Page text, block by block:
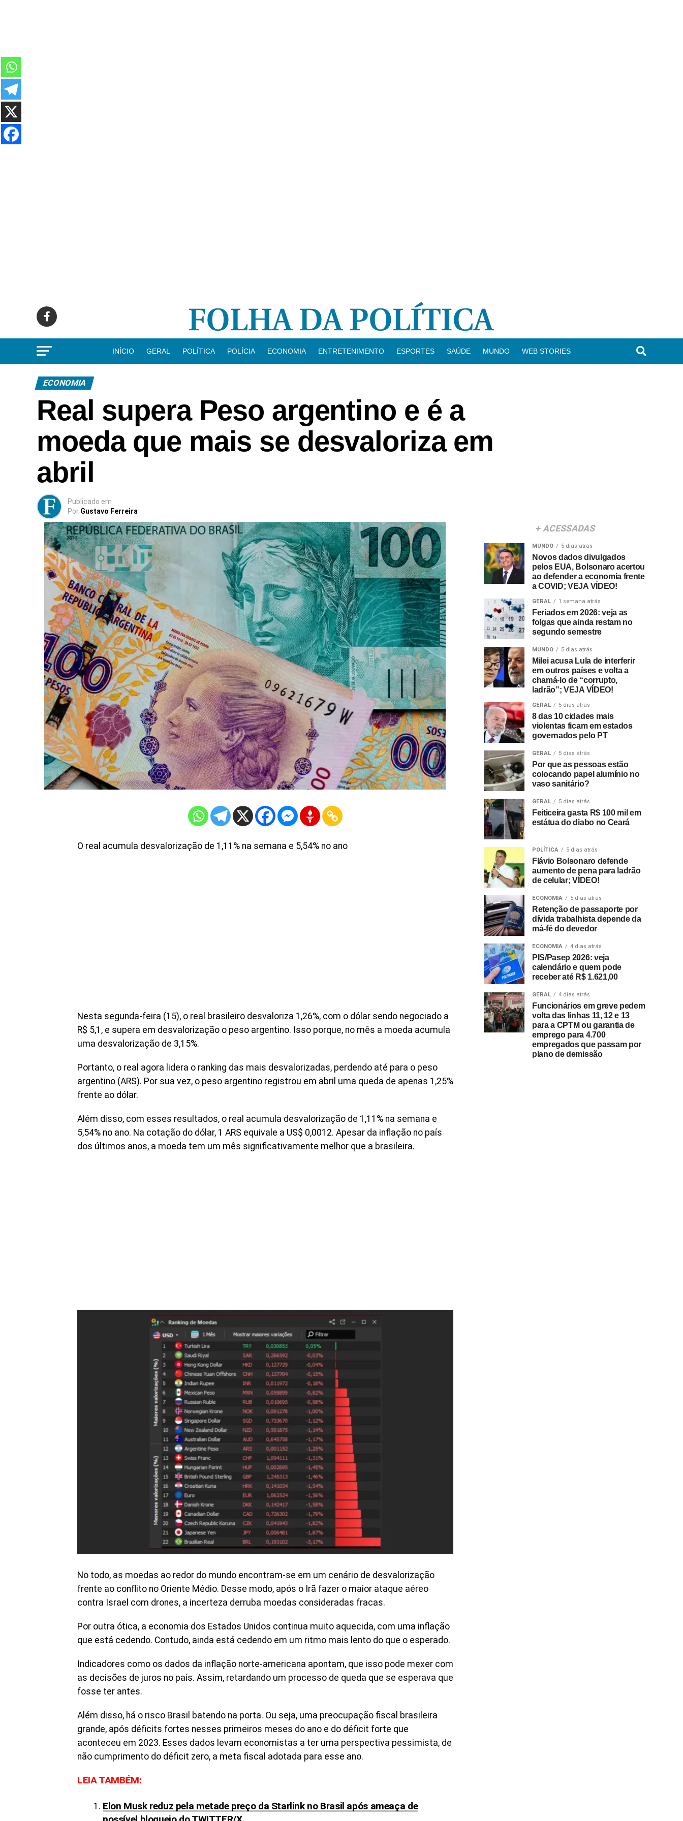
INÍCIO GERAL POLÍTICA POLÍCIA ECONOMIA ENTRETENIMENTO ESPORTES SAÚDE MUNDO WEB STORIES
ECONOMIA
Real supera Peso argentino e é a
moeda que mais se desvaloriza em
abril
Publicado em
Por Gustavo Ferreira
O real acumula desvalorização de 1,11% na semana e 5,54% no ano
Nesta segunda-feira (15), o real brasileiro desvaloriza 1,26%, com o dólar sendo negociado a
R$ 5,1, e supera em desvalorização o peso argentino. Isso porque, no mês a moeda acumula
uma desvalorização de 3,15%.
Portanto, o real agora lidera o ranking das mais desvalorizadas, perdendo até para o peso
argentino (ARS). Por sua vez, o peso argentino registrou em abril uma queda de apenas 1,25%
frente ao dólar.
Além disso, com esses resultados, o real acumula desvalorização de 1,11% na semana e
5,54% no ano. Na cotação do dólar, 1 ARS equivale a US$ 0,0012. Apesar da inflação no país
dos últimos anos, a moeda tem um mês significativamente melhor que a brasileira.
No todo, as moedas ao redor do mundo encontram-se em um cenário de desvalorização
frente ao conflito no Oriente Médio. Desse modo, após o Irã fazer o maior ataque aéreo
contra Israel com drones, a incerteza derruba moedas consideradas fracas.
Por outra ótica, a economia dos Estados Unidos continua muito aquecida, com uma inflação
que está cedendo. Contudo, ainda está cedendo em um ritmo mais lento do que o esperado.
Indicadores como os dados da inflação norte-americana apontam, que isso pode mexer com
as decisões de juros no país. Assim, retardando um processo de queda que se esperava que
fosse ter antes.
Além disso, há o risco Brasil batendo na porta. Ou seja, uma preocupação fiscal brasileira
grande, após déficits fortes nesses primeiros meses do ano e do déficit forte que
aconteceu em 2023. Esses dados levam economistas a ter uma perspectiva pessimista, de
não cumprimento do déficit zero, a meta fiscal adotada para esse ano.
LEIA TAMBÉM:
Elon Musk reduz pela metade preço da Starlink no Brasil após ameaça de
+ ACESSADAS
MUNDO 5 dias atrás
Novos dados divulgados
pelos EUA, Bolsonaro acertou
ao defender a economia frente
a COVID; VEJA VÍDEO!
GERAL 1 semana atrás
Feriados em 2026: veja as
folgas que ainda restam no
segundo semestre
MUNDO 5 dias atrás
Milei acusa Lula de interferir
em outros países e volta a
chamá-lo de “corrupto,
ladrão”; VEJA VÍDEO!
GERAL 5 dias atrás
8 das 10 cidades mais
violentas ficam em estados
governados pelo PT
GERAL 5 dias atrás
Por que as pessoas estão
colocando papel alumínio no
vaso sanitário?
GERAL 5 dias atrás
Feiticeira gasta R$ 100 mil em
estátua do diabo no Ceará
POLÍTICA 5 dias atrás
Flávio Bolsonaro defende
aumento de pena para ladrão
de celular; VÍDEO!
ECONOMIA 5 dias atrás
Retenção de passaporte por
dívida trabalhista depende da
má-fé do devedor
ECONOMIA 4 dias atrás
PIS/Pasep 2026: veja
calendário e quem pode
receber até R$ 1.621,00
GERAL 4 dias atrás
Funcionários em greve pedem
volta das linhas 11, 12 e 13
para a CPTM ou garantia de
emprego para 4.700
empregados que passam por
plano de demissão